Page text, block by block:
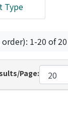
Type
1-20 of 20
Page: